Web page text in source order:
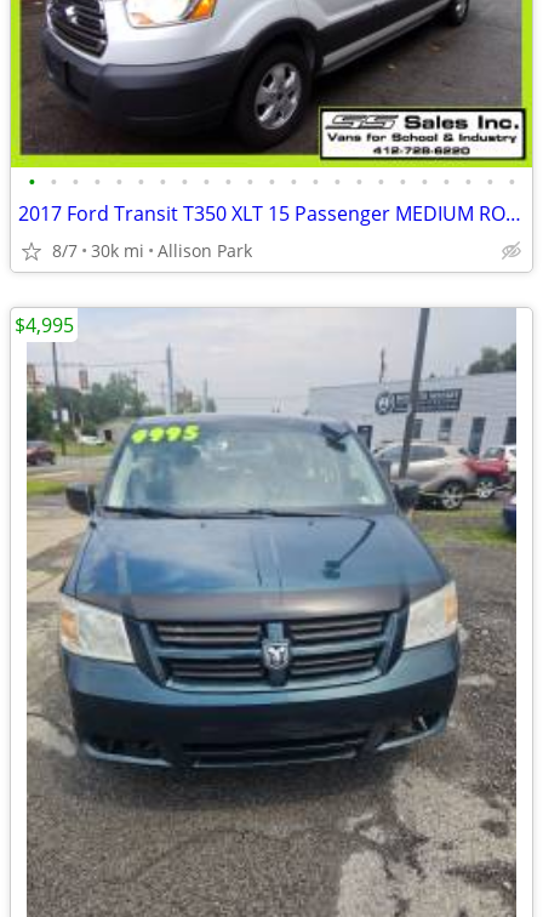
• • • • • • • • • • • • • • • • • • • • • • •
2017 Ford Transit T350 XLT 15 Passenger MEDIUM ROOF Van 30,127 Miles
8/7 30k mi Allison Park
$4,995